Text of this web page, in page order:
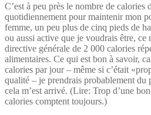
C’est à peu près le nombre de calories
quotidiennement pour maintenir mon
femme, un peu plus de cinq pieds de
ou aussi active que je voudrais être, ce
directive générale de 2 000 calories
alimentaires. Ce qui est bon à savoir,
calories par jour – même si c’était
qualité – je prendrais probablement du
cela m’est arrivé. (Lire: Trop d’une
calories comptent toujours.)